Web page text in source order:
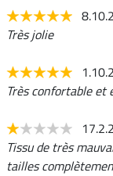
Très jolie
Très confortable et
Tissu de très
tailles